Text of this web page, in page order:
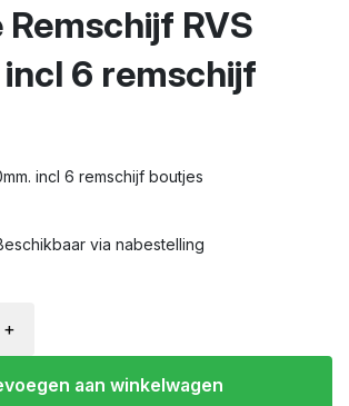
RVS
incl 6 remschijf
incl 6 remschijf boutjes
via nabestelling
+
aan winkelwagen